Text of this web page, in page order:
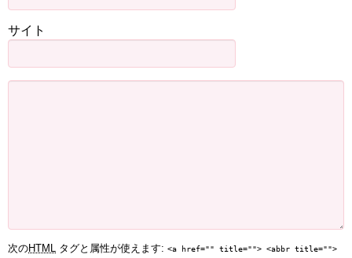
サイト
次のHTML タグと属性が使えます: <a href="" title=""> <abbr title="">